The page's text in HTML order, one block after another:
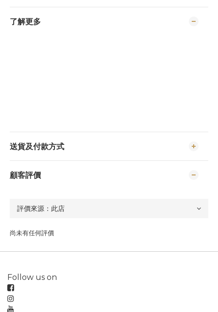
了解更多
送貨及付款方式
顧客評價
尚未有任何評價
Follow us on